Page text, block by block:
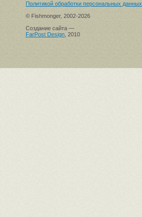
Политикой обработки персональных данных
© Fishmonger, 2002-2026
Создание сайта —
FarPost Design , 2010